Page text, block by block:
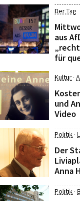
Der Tag
aus
für
Kultur·
und
Video
Politik·
Der
Anna
Politik·